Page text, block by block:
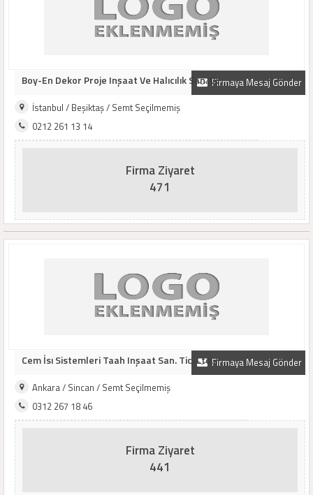
Firmaya Mesaj Gönder
Boy-En Dekor Proje Inşaat Ve Halıcılık San. V..
İstanbul / Beşiktaş / Semt Seçilmemiş
0212 261 13 14
Firma Ziyaret
471
Firmaya Mesaj Gönder
Cem İsı Sistemleri Taah Inşaat San. Tic. Ltd...
Ankara / Sincan / Semt Seçilmemiş
0312 267 18 46
Firma Ziyaret
441